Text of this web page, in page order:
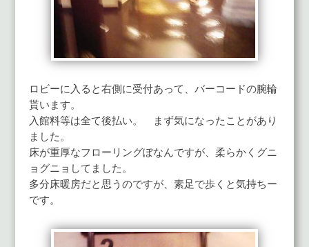
ロビーに入ると右側に受付あって、バーコードの腕輪
貰います。
入館料等は全て後払い。 まず気になったことがあり
ました。
床が重厚なフローリングぽなんですが、柔らかくグニ
ョグニョしてました。
多分床暖房だと思うのですが、素足で歩くと気持ちー
です。